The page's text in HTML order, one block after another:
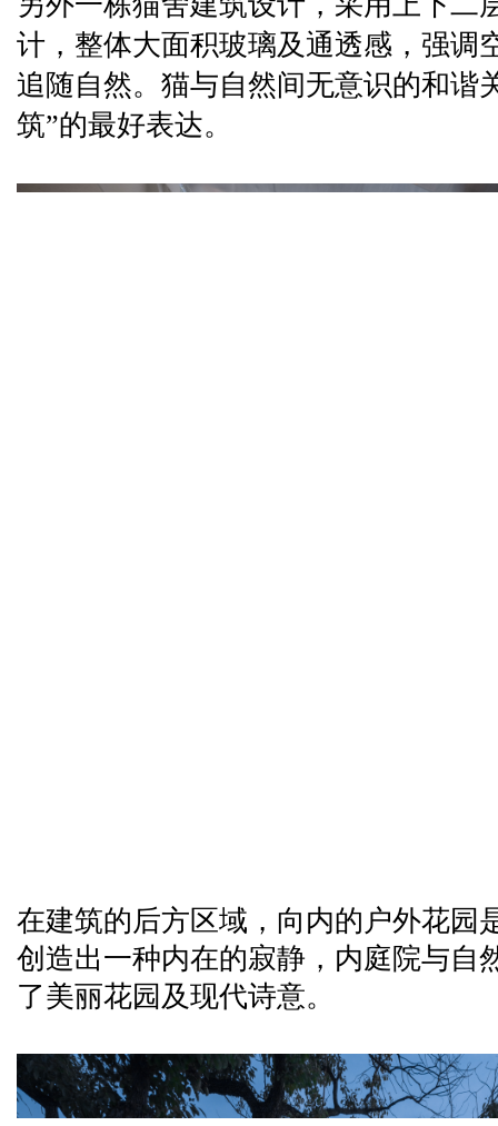
计，整体大面积玻璃及通透感，强调
追随自然。猫与自然间无意识的和谐
筑”的最好表达。
在建筑的后方区域，向内的户外花园
创造出一种内在的寂静，内庭院与自
了美丽花园及现代诗意。